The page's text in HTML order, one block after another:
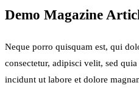
Demo Magazine
Neque porro quisquam est, qui
consectetur, adipisci velit, sed
incidunt ut labore et dolore